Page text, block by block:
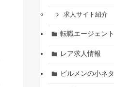
求人サイト紹介
転職エージェント
レア求人情報
ビルメンの小ネタ